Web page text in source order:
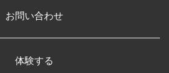
お問い合わせ
体験する